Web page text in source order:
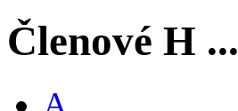
Členové H ...